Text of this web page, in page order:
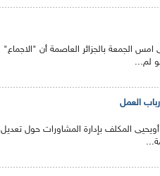
امس الجمعة بالجزائر العاصمة أن "الاجماع"
لم...
العمل
المكلف بإدارة المشاورات حول تعديل